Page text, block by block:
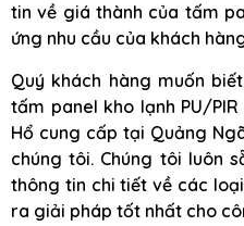
tin về giá thành của tấm
ứng nhu cầu của khách
Quý khách hàng muốn
tấm panel kho lạnh PU/
Hổ cung cấp tại Quảng
chúng tôi. Chúng tôi luôn
thông tin chi tiết về các
ra giải pháp tốt nhất cho